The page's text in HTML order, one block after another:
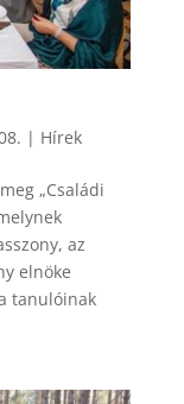
| Hírek
„Családi
az
elnöke
tanulóinak